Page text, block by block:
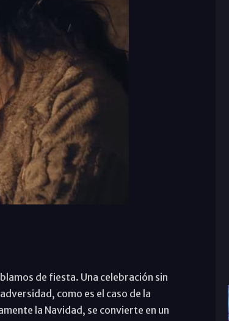
de fiesta. Una celebración sin
como es el caso de la
la Navidad, se convierte en un